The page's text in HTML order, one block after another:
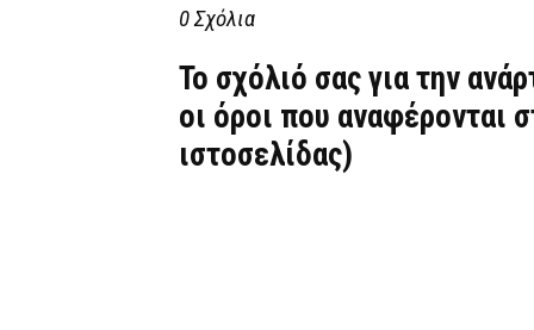
0 Σχόλια
Το σχόλιό σας για την
οι όροι που αναφέρονται
ιστοσελίδας)